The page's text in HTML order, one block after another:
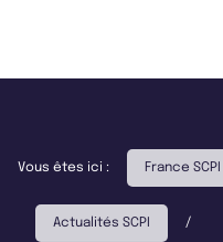
Vous êtes ici : France SCPI
Actualités SCPI /